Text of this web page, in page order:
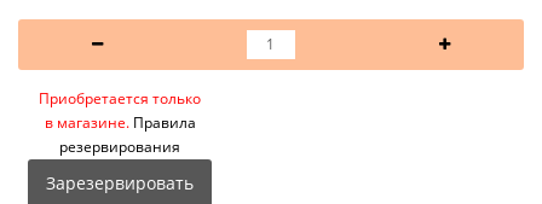
Приобретается только
в магазине.Правила
резервирования
Зарезервировать